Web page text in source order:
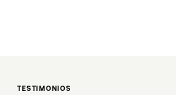
TESTIMONIOS